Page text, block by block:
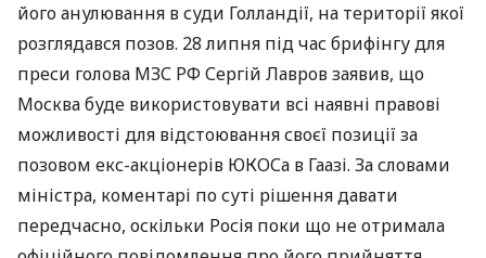
його анулювання в суди Голландії, на території якої
розглядався позов. 28 липня під час брифінгу для
преси голова МЗС РФ Сергій Лавров заявив, що
Москва буде використовувати всі наявні правові
можливості для відстоювання своєї позиції за
позовом екс-акціонерів ЮКОСа в Гаазі. За словами
міністра, коментарі по суті рішення давати
передчасно, оскільки Росія поки що не отримала